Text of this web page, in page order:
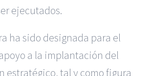
ejecutados.
ha sido designada para el
a la implantación del
estratégico, tal y como figura